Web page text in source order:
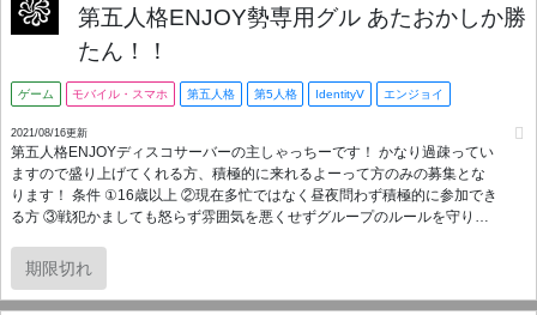
第五人格ENJOY勢専用グル あたおかしか勝
たん！！
ゲーム モバイル・スマホ 第五人格 第5人格 IdentityⅤ エンジョイ
2021/08/16更新
第五人格ENJOYディスコサーバーの主しゃっちーです！ かなり過疎ってい
ますので盛り上げてくれる方、積極的に来れるよーって方のみの募集とな
ります！ 条件 ①16歳以上 ②現在多忙ではなく昼夜問わず積極的に参加でき
る方 ③戦犯かましても怒らず雰囲気を悪くせずグループのルールを守り楽
も問題を起こす方ばかりです！ グループの説明と人柄を見るために面談を
行わせてもらっています！ グループに入ったら挨拶チャンネルで挨拶をし
た後私に連絡をください！その後面談のお話等をさせていただきます！ 私
期限切れ